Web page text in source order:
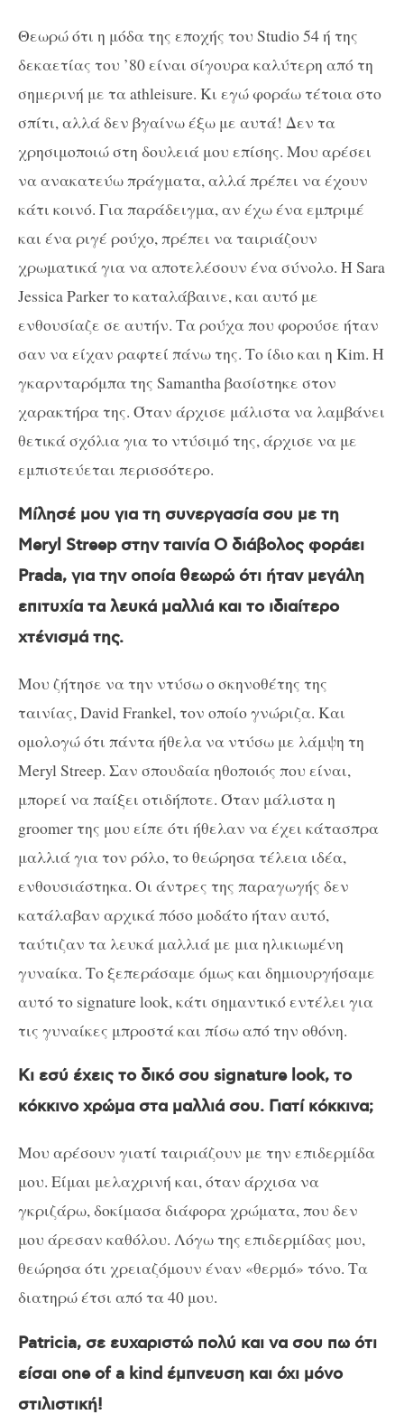
Θεωρώ ότι η μόδα της εποχής του Studio54 ή της
δεκαετίας του ’80είναι σίγουρα καλύτερη από τη
σημερινή με ταathleisure. Κι εγώ φοράω τέτοια στο
σπίτι, αλλά δεν βγαίνω έξω με αυτά! Δεν τα
χρησιμοποιώ στη δουλειά μου επίσης. Μου αρέσει
να ανακατεύω πράγματα, αλλά πρέπει να έχουν
κάτι κοινό. Για παράδειγμα, αν έχω ένα εμπριμέ
και ένα ριγέ ρούχο, πρέπει να ταιριάζουν
χρωματικά για να αποτελέσουν ένα σύνολο. Η Sara
Jessica Parkerτο καταλάβαινε, και αυτό με
ενθουσίαζε σε αυτήν. Τα ρούχα που φορούσε ήταν
σαν να είχαν ραφτεί πάνω της. Το ίδιο και η Kim. Η
γκαρνταρόμπα της Samantha βασίστηκε στον
χαρακτήρα της. Όταν άρχισε μάλιστα να λαμβάνει
θετικά σχόλια για το ντύσιμό της, άρχισε να με
εμπιστεύεται περισσότερο.
Μίλησέ μου για τη συνεργασία σου με τη
Meryl Streepστην ταινία Ο διάβολος φοράει
Prada, για την οποία θεωρώ ότι ήταν μεγάλη
επιτυχία τα λευκά μαλλιά και το ιδιαίτερο
χτένισμά της.
Μου ζήτησε να την ντύσω ο σκηνοθέτης της
ταινίας,David Frankel, τον οποίoγνώριζα. Και
ομολογώ ότι πάντα ήθελα να ντύσω με λάμψη τη
Meryl Streep. Σαν σπουδαία ηθοποιός που είναι,
μπορεί να παίξει οτιδήποτε. Όταν μάλιστα η
groomerτης μου είπε ότι ήθελαν να έχει κάτασπρα
μαλλιά για τον ρόλο, το θεώρησα τέλεια ιδέα,
ενθουσιάστηκα. Οι άντρες της παραγωγής δεν
κατάλαβαν αρχικά πόσο μοδάτο ήταν αυτό,
ταύτιζαν τα λευκά μαλλιά με μια ηλικιωμένη
γυναίκα. Το ξεπεράσαμε όμως και δημιουργήσαμε
αυτό το signature look, κάτι σημαντικό εντέλει για
τις γυναίκες μπροστά και πίσω από την οθόνη.
Κι εσύ έχεις το δικό σου signature look, το
κόκκινο χρώμα στα μαλλιά σου. Γιατί κόκκινα;
Μου αρέσουν γιατί ταιριάζουν με την επιδερμίδα
μου. Είμαι μελαχρινή και, όταν άρχισα να
γκριζάρω, δοκίμασα διάφορα χρώματα, που δεν
μου άρεσαν καθόλου. Λόγω της επιδερμίδας μου,
θεώρησα ότι χρειαζόμουν έναν «θερμό» τόνο. Τα
διατηρώ έτσι από τα 40 μου.
Patricia, σε ευχαριστώ πολύ και να σου πω ότι
είσαι οne of a kind έμπνευση και όχι μόνο
στιλιστική!